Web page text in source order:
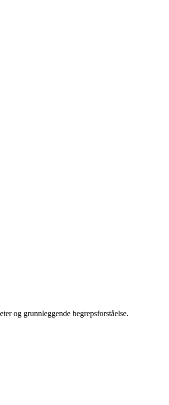
og grunnleggende begrepsforståelse.